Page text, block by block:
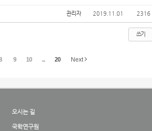
관리자 2019.11.01 2316
쓰기
9 10 ... 20 Next
오시는 길
국학연구원